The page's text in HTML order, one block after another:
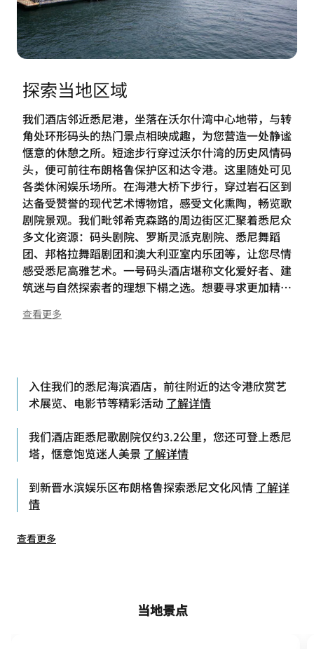
探索当地区域
我们酒店邻近悉尼港，坐落在沃尔什湾中心地带，与转
角处环形码头的热门景点相映成趣，为您营造一处静谧
惬意的休憩之所。短途步行穿过沃尔什湾的历史风情码
头，便可前往布朗格鲁保护区和达令港。这里随处可见
各类休闲娱乐场所。在海港大桥下步行，穿过岩石区到
达备受赞誉的现代艺术博物馆，感受文化熏陶，畅览歌
剧院景观。我们毗邻希克森路的周边街区汇聚着悉尼众
多文化资源：码头剧院、罗斯灵派克剧院、悉尼舞蹈
团、邦格拉舞蹈剧团和澳大利亚室内乐团等，让您尽情
感受悉尼高雅艺术。一号码头酒店堪称文化爱好者、建
筑迷与自然探索者的理想下榻之选。想要寻求更加精彩
石市场寻觅好物，或参加各类徒步游览活动，深入探寻
查看更多
入住我们的悉尼海滨酒店，前往附近的达令港欣赏艺
术展览、电影节等精彩活动 了解详情
我们酒店距悉尼歌剧院仅约3.2公里，您还可登上悉尼
塔，惬意饱览迷人美景 了解详情
到新晋水滨娱乐区布朗格鲁探索悉尼文化风情 了解详
情
查看更多
当地景点